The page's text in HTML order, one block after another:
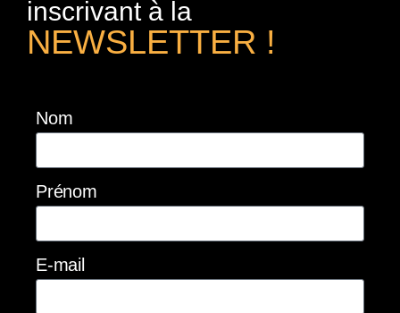
inscrivant à la
NEWSLETTER !
Nom
Prénom
E-mail